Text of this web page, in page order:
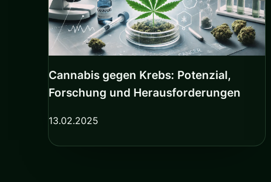
Cannabis gegen Krebs: Potenzial,
Forschung und Herausforderungen
13.02.2025